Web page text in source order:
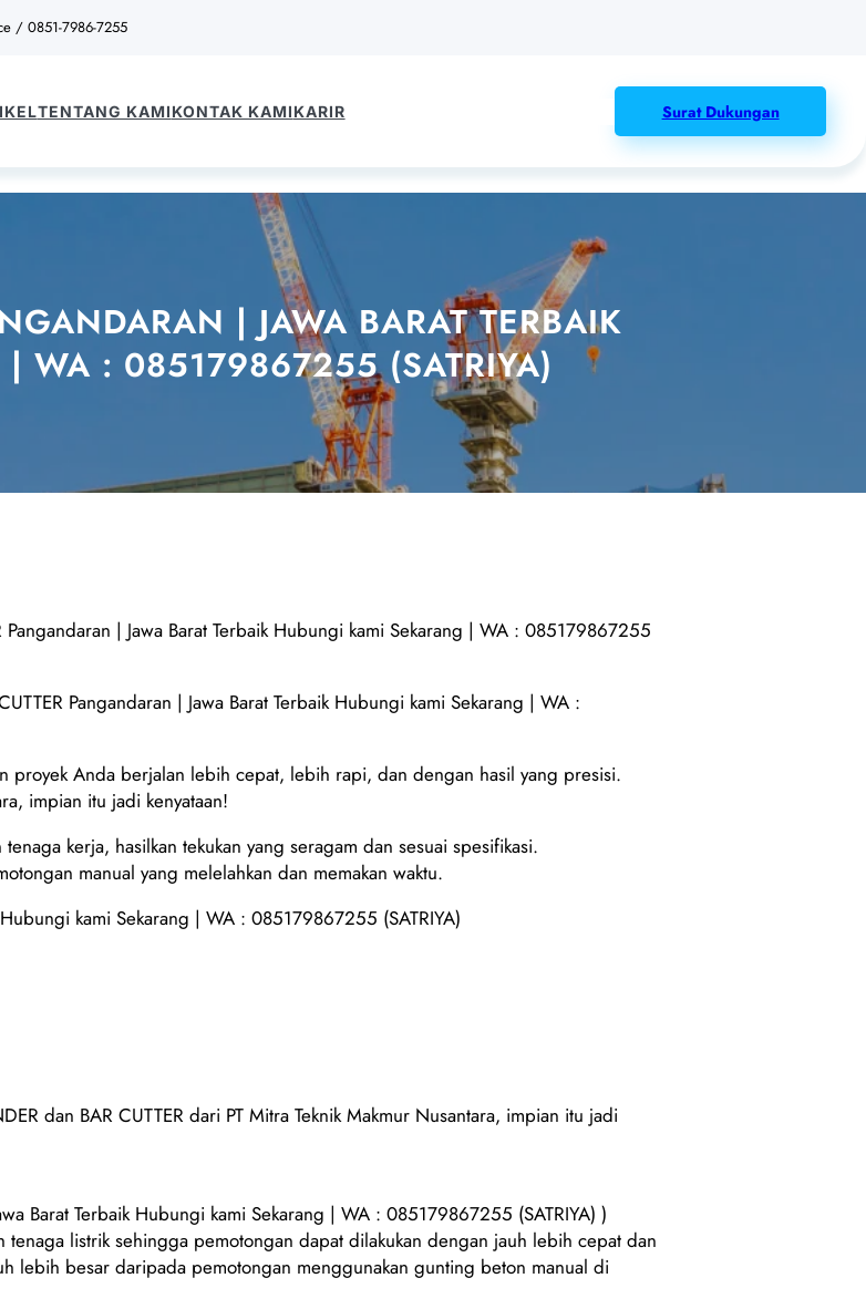
/ 0851-7986-7255
TENTANG KAMIKONTAK KAMIKARIR Surat Dukungan
| JAWA BARAT TERBAIK
WA : 085179867255 (SATRIYA)
Pangandaran | Jawa Barat Terbaik Hubungi kami Sekarang | WA : 085179867255
Pangandaran | Jawa Barat Terbaik Hubungi kami Sekarang | WA :
proyek Anda berjalan lebih cepat, lebih rapi, dan dengan hasil yang presisi.
impian itu jadi kenyataan!
kerja, hasilkan tekukan yang seragam dan sesuai spesifikasi.
manual yang melelahkan dan memakan waktu.
kami Sekarang | WA : 085179867255 (SATRIYA)
dan BAR CUTTER dari PT Mitra Teknik Makmur Nusantara, impian itu jadi
Barat Terbaik Hubungi kami Sekarang | WA : 085179867255 (SATRIYA) )
listrik sehingga pemotongan dapat dilakukan dengan jauh lebih cepat dan
lebih besar daripada pemotongan menggunakan gunting beton manual di